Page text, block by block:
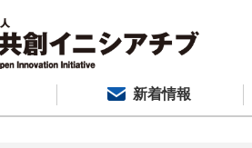
新着情報